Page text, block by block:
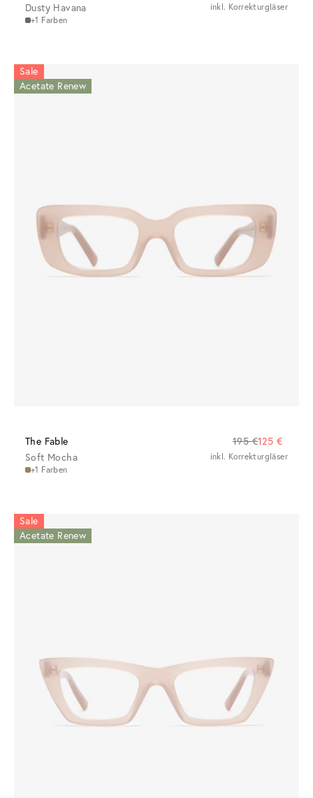
Dusty Havana
+1 Farben
inkl. Korrekturgläser
Sale
Acetate Renew
The Fable 195 €125 €
Soft Mocha
+1 Farben
inkl. Korrekturgläser
Sale
Acetate Renew